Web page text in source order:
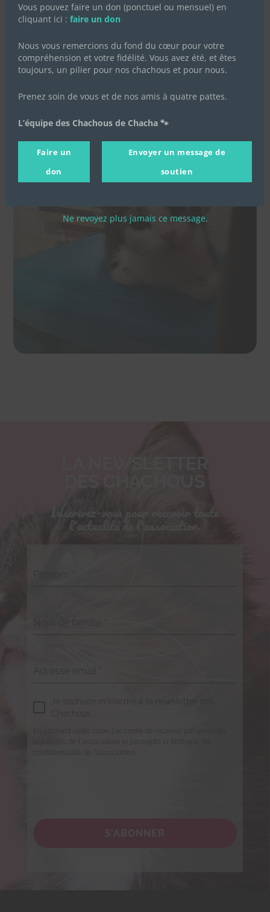
Inscrivez-vous pour recevoir toute
l'actualité de l'association.
Vous pouvez faire un don (ponctuel ou mensuel) en
cliquant ici : faire un don
Nous vous remercions du fond du cœur pour votre
compréhension et votre fidélité. Vous avez été, et êtes
toujours, un pilier pour nos chachous et pour nous.
Prenez soin de vous et de nos amis à quatre pattes.
L’équipe des Chachous de Chacha 🐾
Faire un
don
Envoyer un message de
soutien
Ne revoyez plus jamais ce message.